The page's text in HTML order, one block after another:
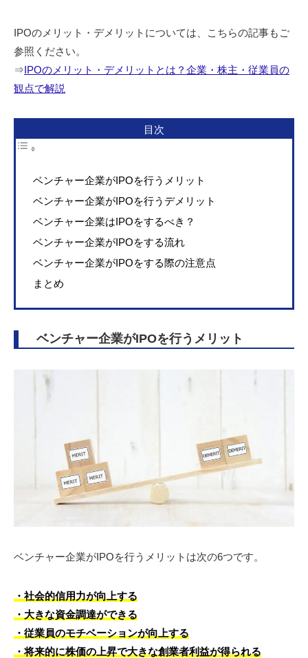
IPOのメリット・デメリットについては、こちらの記事もご
参照ください。
⇒IPOのメリット・デメリットとは？企業・株主・従業員の
観点で解説
目次
ベンチャー企業がIPOを行うメリット
ベンチャー企業がIPOを行うデメリット
ベンチャー企業はIPOをするべき？
ベンチャー企業がIPOをする流れ
ベンチャー企業がIPOをする際の注意点
まとめ
ベンチャー企業がIPOを行うメリット
ベンチャー企業がIPOを行うメリットは次の6つです。
・社会的信用力が向上する
・大きな資金調達ができる
・従業員のモチベーションが向上する
・将来的に株価の上昇で大きな創業者利益が得られる